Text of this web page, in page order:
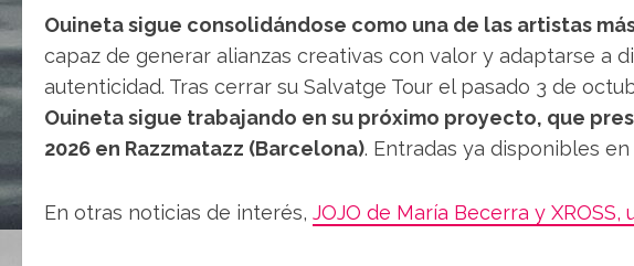
Ouineta sigue consolidándose como una de las artistas
capaz de generar alianzas creativas con valor y adaptarse a
autenticidad. Tras cerrar su Salvatge Tour el pasado 3 de
Ouineta sigue trabajando en su próximo proyecto, que
2026 en Razzmatazz (Barcelona). Entradas ya disponibles en
En otras noticias de interés, JOJO de María Becerra y